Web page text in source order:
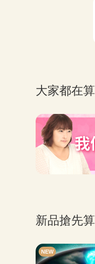
大家都在算
新品搶先算
NEW